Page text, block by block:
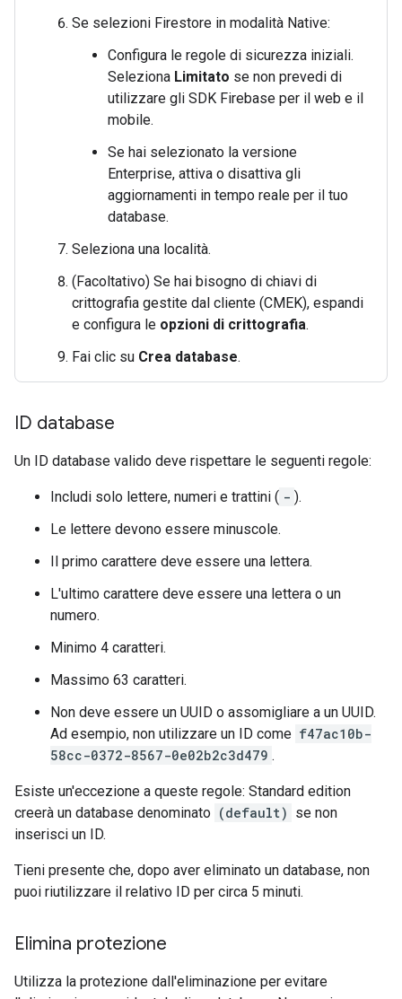
Se selezioni Firestore in modalità Native:
Configura le regole di sicurezza iniziali.
Seleziona Limitato se non prevedi di
utilizzare gli SDK Firebase per il web e il
mobile.
Se hai selezionato la versione
Enterprise, attiva o disattiva gli
aggiornamenti in tempo reale per il tuo
database.
Seleziona una località.
(Facoltativo) Se hai bisogno di chiavi di
crittografia gestite dal cliente (CMEK), espandi
e configura le opzioni di crittografia.
Fai clic su Crea database.
ID database
Un ID database valido deve rispettare le seguenti regole:
Includi solo lettere, numeri e trattini ( - ).
Le lettere devono essere minuscole.
Il primo carattere deve essere una lettera.
L'ultimo carattere deve essere una lettera o un
numero.
Minimo 4 caratteri.
Massimo 63 caratteri.
Non deve essere un UUID o assomigliare a un UUID.
Ad esempio, non utilizzare un ID come f47ac10b-
58cc-0372-8567-0e02b2c3d479 .
Esiste un'eccezione a queste regole: Standard edition
creerà un database denominato (default) se non
inserisci un ID.
Tieni presente che, dopo aver eliminato un database, non
puoi riutilizzare il relativo ID per circa 5 minuti.
Elimina protezione
Utilizza la protezione dall'eliminazione per evitare